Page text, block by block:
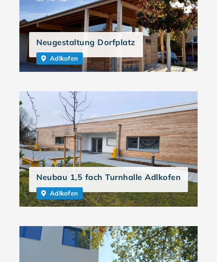
Neugestaltung Dorfplatz
Adlkofen
Neubau 1,5 fach Turnhalle Adlkofen
Adlkofen